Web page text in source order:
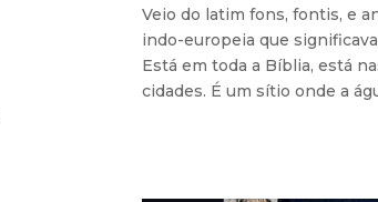
Veio do latim fons, fontis, e
indo-europeia que
Está em toda a Bíblia, está
cidades. É um sítio onde a